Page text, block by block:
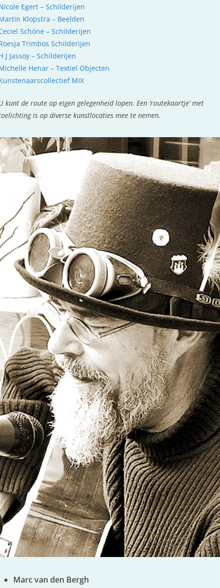
Egert – Schilderijen
Klopstra – Beelden
Schöne – Schilderijen
Trimbos Schilderijen
J Jassoy – Schilderijen
Henar – Textiel Objecten
MIX
kunt de route op eigen gelegenheid lopen. Een ‘routekaartje’ met
is op diverse kunstlocaties mee te nemen.
Marc van den Bergh